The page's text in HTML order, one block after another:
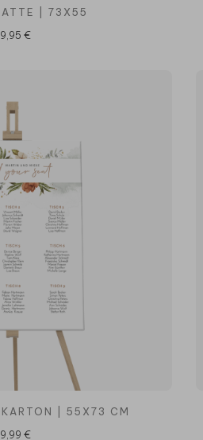
| 73X55
€
KARTON | 55X73 CM
€